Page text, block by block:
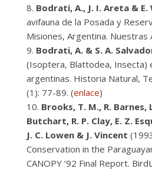
Bodrati, A., J. I. Areta & E.
avifauna de la Posada y
Misiones, Argentina. Nuestras
Bodrati, A. & S. A.
(Isoptera, Blattodea, Insecta)
argentinas. Historia Natural,
(1): 77-89. (enlace)
Brooks, T. M., R. Barnes,
Butchart, R. P. Clay, E. Z.
J. C. Lowen & J. Vincent
Conservation in the
CANOPY ’92 Final Report.